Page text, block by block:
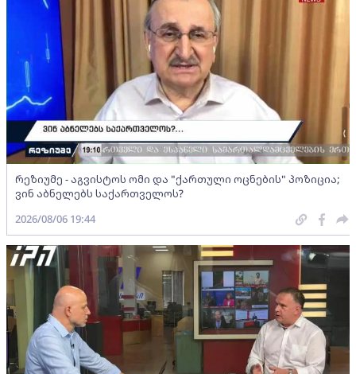
რეზიუმე - აგვისტოს ომი და "ქართული ოცნების" პოზიცია;
ვინ აბნელებს საქართველოს?
2026/08/06 19:44